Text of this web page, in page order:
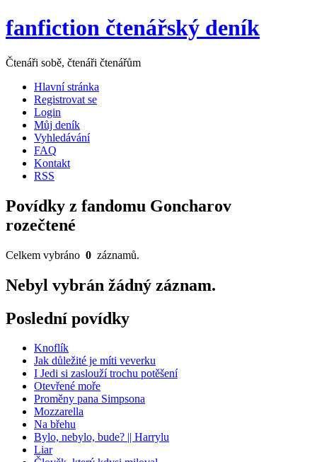
fanfiction čtenářský deník
Čtenáři sobě, čtenáři čtenářům
Hlavní stránka
Registrovat se
Login
Můj deník
Vyhledávání
FAQ
Kontakt
RSS
Povídky z fandomu Goncharov
rozečtené
Celkem vybráno 0 záznamů.
Nebyl vybrán žádný záznam.
Poslední povídky
Knoflík
Jak důležité je míti veverku
I Jedi si zaslouží trochu potěšení
Otevřené moře
Proměny pana Simpsona
Mozzarella
Na břehu
Bylo, nebylo, bude? || Harrylu
Liar